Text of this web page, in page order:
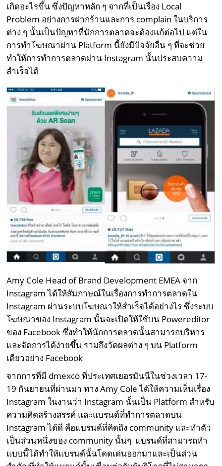
เกิดอะไรขึ้น ซึ่งปัญหาหลัก ๆ จากที่เป็นเรื่อง Local
Problem อย่างการฝากร้านและการ complain ในบริการ
ต่าง ๆ นั้นเป็นปัญหาที่นักการตลาดจะต้องแก้ต่อไป แต่ใน
การทำโฆษณาผ่าน Platform นี้ยังมีปัจจัยอื่น ๆ ที่จะช่วย
ทำให้การทำการตลาดผ่าน Instagram นั้นประสบความ
สำเร็จได้
Amy Cole Head of Brand Development EMEA จาก
Instagram ได้ให้สัมภาษณ์ในเรื่องการทำการตลาดใน
Instagram ผ่านระบบโฆษณาให้สำเร็จได้อย่างไร ซึ่งระบบ
โฆษณาของ Instagram นั้นจะเปิดให้ใช้บน Powereditor
ของ Facebook ซึ่งทำให้นักการตลาดนั้นสามารถบริหาร
และจัดการได้ง่ายขึ้น รวมถึงวัดผลต่าง ๆ บน Platform
เดียวอย่าง Facebook
จากการที่มี dmexco ที่ประเทศเยอรมันนีในช่วงเวลา 17-
19 กันยายนที่ผ่านมา ทาง Amy Cole ได้ให้ความเห็นเรื่อง
Instagram ในงานว่า Instagram นั้นเป็น Platform สำหรับ
ความคิดสร้างสรรค์ และแบรนด์ที่ทำการตลาดบน
Instagram ได้ดี คือแบรนด์ที่คิดถึง community และทำตัว
เป็นส่วนหนึ่งของ community นั้นๆ แบรนด์ที่สามารถทำ
แบบนี้ได้ทำให้แบรนด์นั้นโดดเด่นออกมาและเป็นส่วน